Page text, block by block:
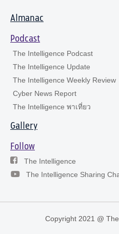
Almanac
Podcast
The Intelligence Podcast
The Intelligence Update
The Intelligence Weekly Review
Cyber News Report
The Intelligence พาเที่ยว
Gallery
Follow
The Intelligence
The Intelligence Sharing
Copyright 2021 @